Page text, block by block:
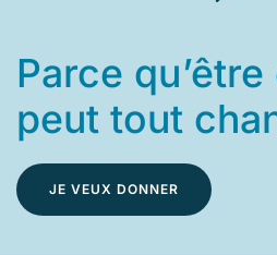
Parce
peut tout
JE VEUX DONNER